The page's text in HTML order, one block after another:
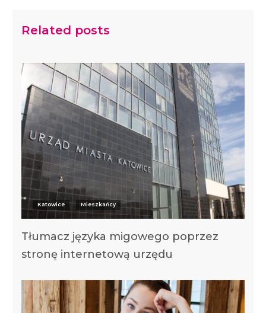
Related posts
Katowice Mieszkańcy
Tłumacz języka migowego poprzez
stronę internetową urzędu